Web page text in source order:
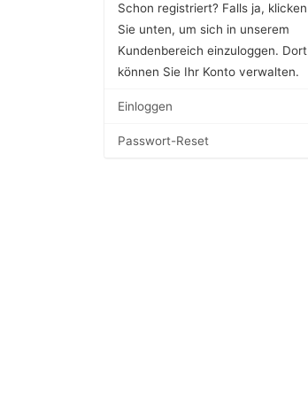
Schon registriert? Falls ja, klicken
Sie unten, um sich in unserem
Kundenbereich einzuloggen. Dort
können Sie Ihr Konto verwalten.
Einloggen
Passwort-Reset